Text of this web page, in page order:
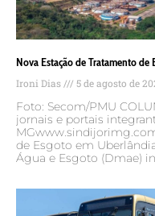
Nova Estação de Tratamento de
Ironi Dias 5 de agosto de
Foto: Secom/PMU
jornais e portais
de Esgoto em
Água e Esgoto (Dmae)